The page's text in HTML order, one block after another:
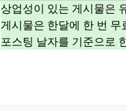
상업성이 있는 게시물은
게시물은 한달에 한 번 무
포스팅 날자를 기준으로